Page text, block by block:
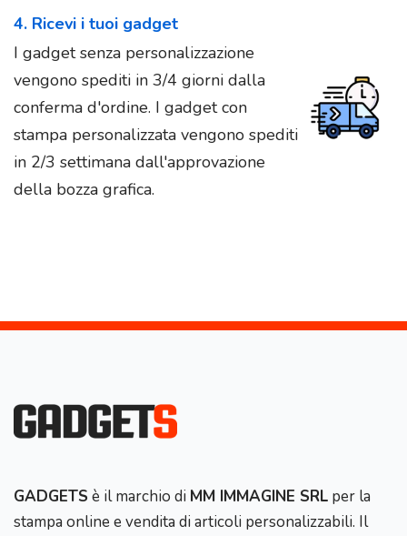
4. Ricevi i tuoi gadget
I gadget senza personalizzazione
vengono spediti in 3/4 giorni dalla
conferma d'ordine. I gadget con
stampa personalizzata vengono spediti
in 2/3 settimana dall'approvazione
della bozza grafica.
GADGETS è il marchio di MM IMMAGINE SRL per la
stampa online e vendita di articoli personalizzabili. Il